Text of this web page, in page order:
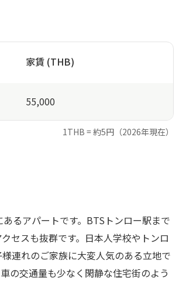
家賃 (THB)
55,000
1THB = 約5円（2026年現在）
るアパートです。BTSトンロー駅まで
セスも抜群です。日本人学校やトンロ
連れのご家族に大変人気のある立地で
の交通量も少なく閑静な住宅街のよう